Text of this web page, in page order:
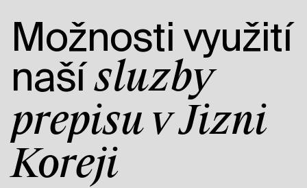
Možnosti využití
našíslužby
přepisu v Jižní
Koreji